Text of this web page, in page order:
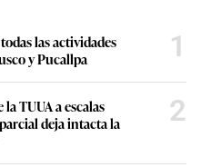
las actividades
y Pucallpa
1
TUUA a escalas
deja intacta la
2